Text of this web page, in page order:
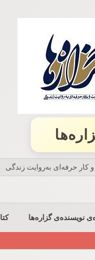
كار حرفه‌ای به‌روایت زندگی
نویسنده‌ی گزاره‌ها